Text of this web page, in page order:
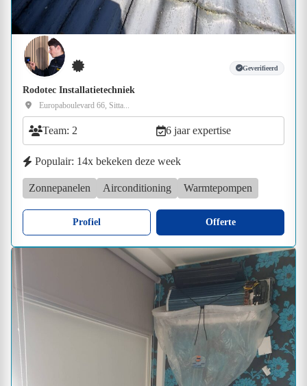
Geverifieerd
Rodotec Installatietechniek
Europaboulevard 66, Sitta...
Team: 2 6 jaar expertise
Populair: 14x bekeken deze week
Zonnepanelen Airconditioning Warmtepompen
Profiel Offerte